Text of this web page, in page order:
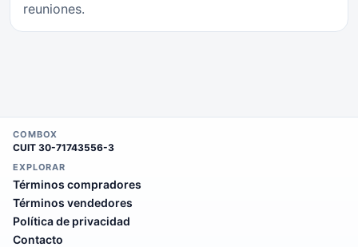
reuniones.
COMBOX
CUIT 30-71743556-3
EXPLORAR
Términos compradores
Términos vendedores
Política de privacidad
Contacto